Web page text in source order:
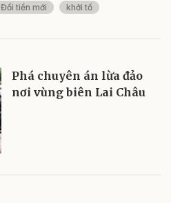
Đổi tiền mới khởi tố
Phá chuyên án lừa đảo
nơi vùng biên Lai Châu